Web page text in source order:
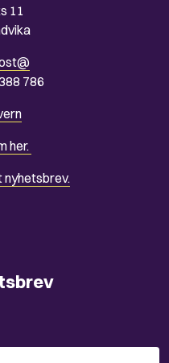
11
786
her.
nyhetsbrev.